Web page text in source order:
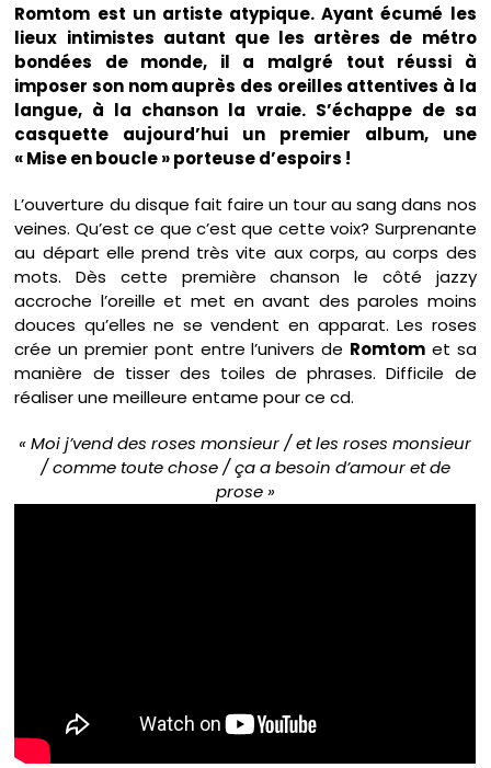
Romtom est un artiste atypique. Ayant écumé les
lieux intimistes autant que les artères de métro
bondées de monde, il a malgré tout réussi à
imposer son nom auprès des oreilles attentives à la
langue, à la chanson la vraie. S’échappe de sa
casquette aujourd’hui un premier album, une
« Mise en boucle » porteuse d’espoirs !
L’ouverture du disque fait faire un tour au sang dans nos
veines. Qu’est ce que c’est que cette voix? Surprenante
au départ elle prend très vite aux corps, au corps des
mots. Dès cette première chanson le côté jazzy
accroche l’oreille et met en avant des paroles moins
douces qu’elles ne se vendent en apparat. Les roses
crée un premier pont entre l’univers de Romtomet sa
manière de tisser des toiles de phrases. Difficile de
réaliser une meilleure entame pour ce cd.
« Moi j’vend des roses monsieur / et les roses monsieur
/ comme toute chose / ça a besoin d’amour et de
prose »